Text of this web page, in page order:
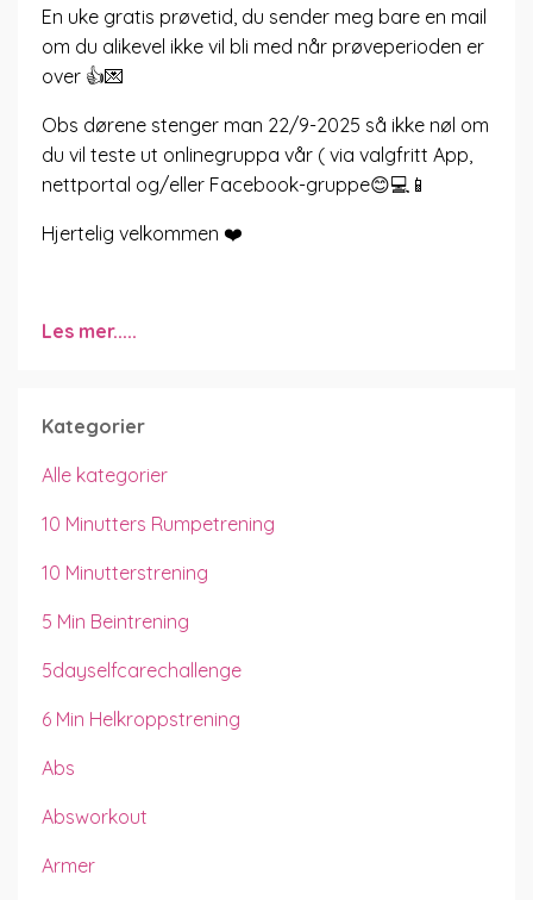
En uke gratis prøvetid, du sender meg bare en mail
om du alikevel ikke vil bli med når prøveperioden er
over 👍💌
Obs dørene stenger man 22/9-2025 så ikke nøl om
du vil teste ut onlinegruppa vår ( via valgfritt App,
nettportal og/eller Facebook-gruppe😊💻📱
Hjertelig velkommen ❤️
Les mer.....
Kategorier
Alle kategorier
10 Minutters Rumpetrening
10 Minutterstrening
5 Min Beintrening
5dayselfcarechallenge
6 Min Helkroppstrening
Abs
Absworkout
Armer